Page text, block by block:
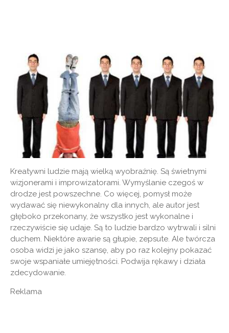
Kreatywni ludzie mają wielką wyobraźnię. Są świetnymi
wizjonerami i improwizatorami. Wymyślanie czegoś w
drodze jest powszechne. Co więcej, pomysł może
wydawać się niewykonalny dla innych, ale autor jest
głęboko przekonany, że wszystko jest wykonalne i
rzeczywiście się udaje. Są to ludzie bardzo wytrwali i silni
duchem. Niektóre awarie są głupie, zepsute. Ale twórcza
osoba widzi je jako szansę, aby po raz kolejny pokazać
swoje wspaniałe umiejętności. Podwija ​​rękawy i działa
zdecydowanie.
Reklama